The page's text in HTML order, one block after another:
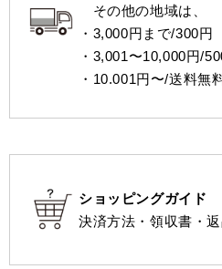
その他の地域は、
・3,000円まで/300円
・3,001〜10,000円/
・10.001円〜/送料無
ショッピングガイド
決済方法・領収書・